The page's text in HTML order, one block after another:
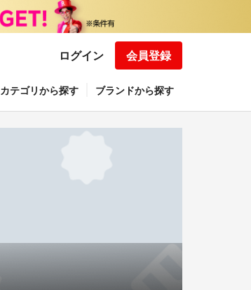
ログイン 会員登録
カテゴリから探す ブランドから探す